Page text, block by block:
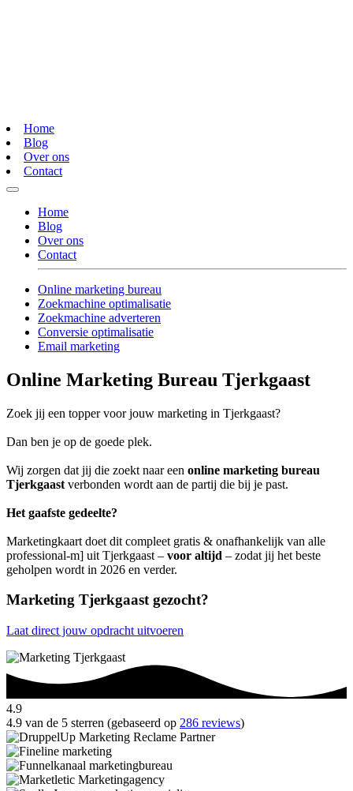
Home
Blog
Over ons
Contact
Home
Blog
Over ons
Contact
Online marketing bureau
Zoekmachine optimalisatie
Zoekmachine adverteren
Conversie optimalisatie
Email marketing
Online Marketing Bureau Tjerkgaast
Zoek jij een topper voor jouw marketing in Tjerkgaast?
Dan ben je op de goede plek.
Wij zorgen dat jij die zoekt naar een online marketing bureau
Tjerkgaast verbonden wordt aan de partij die bij je past.
Het gaafste gedeelte?
Marketingkaart doet dit compleet gratis & onafhankelijk van alle
professional-m] uit Tjerkgaast – voor altijd – zodat jij het beste
geholpen wordt in 2026 en verder.
Marketing Tjerkgaast gezocht?
Laat direct jouw opdracht uitvoeren
4.9
4.9 van de 5 sterren (gebaseerd op 286 reviews)